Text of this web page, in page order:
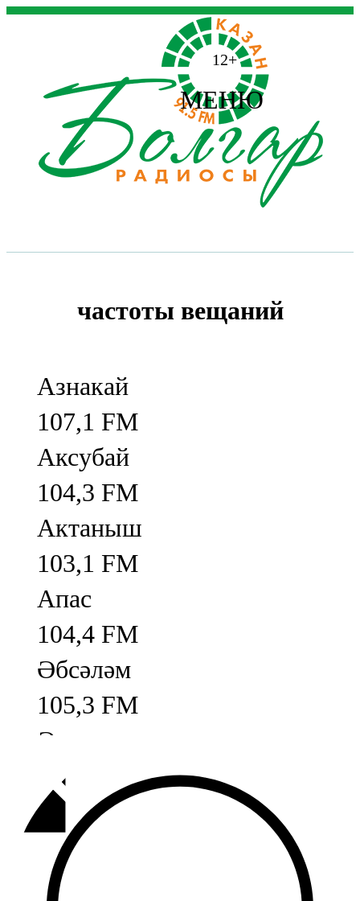
12+
МЕНЮ
частоты вещаний
Азнакай
107,1 FM
Аксубай
104,3 FM
Актаныш
103,1 FM
Апас
104,4 FM
Әбсәләм
105,3 FM
Әлмәт
92,9 FM
Базарлы матак
107,1 FM
Балык бистәсе